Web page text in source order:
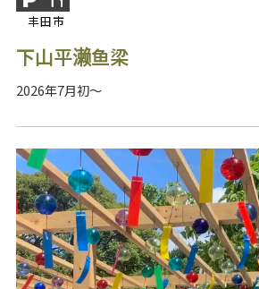
丰田市
下山平濑鱼梁
2026年7月初～